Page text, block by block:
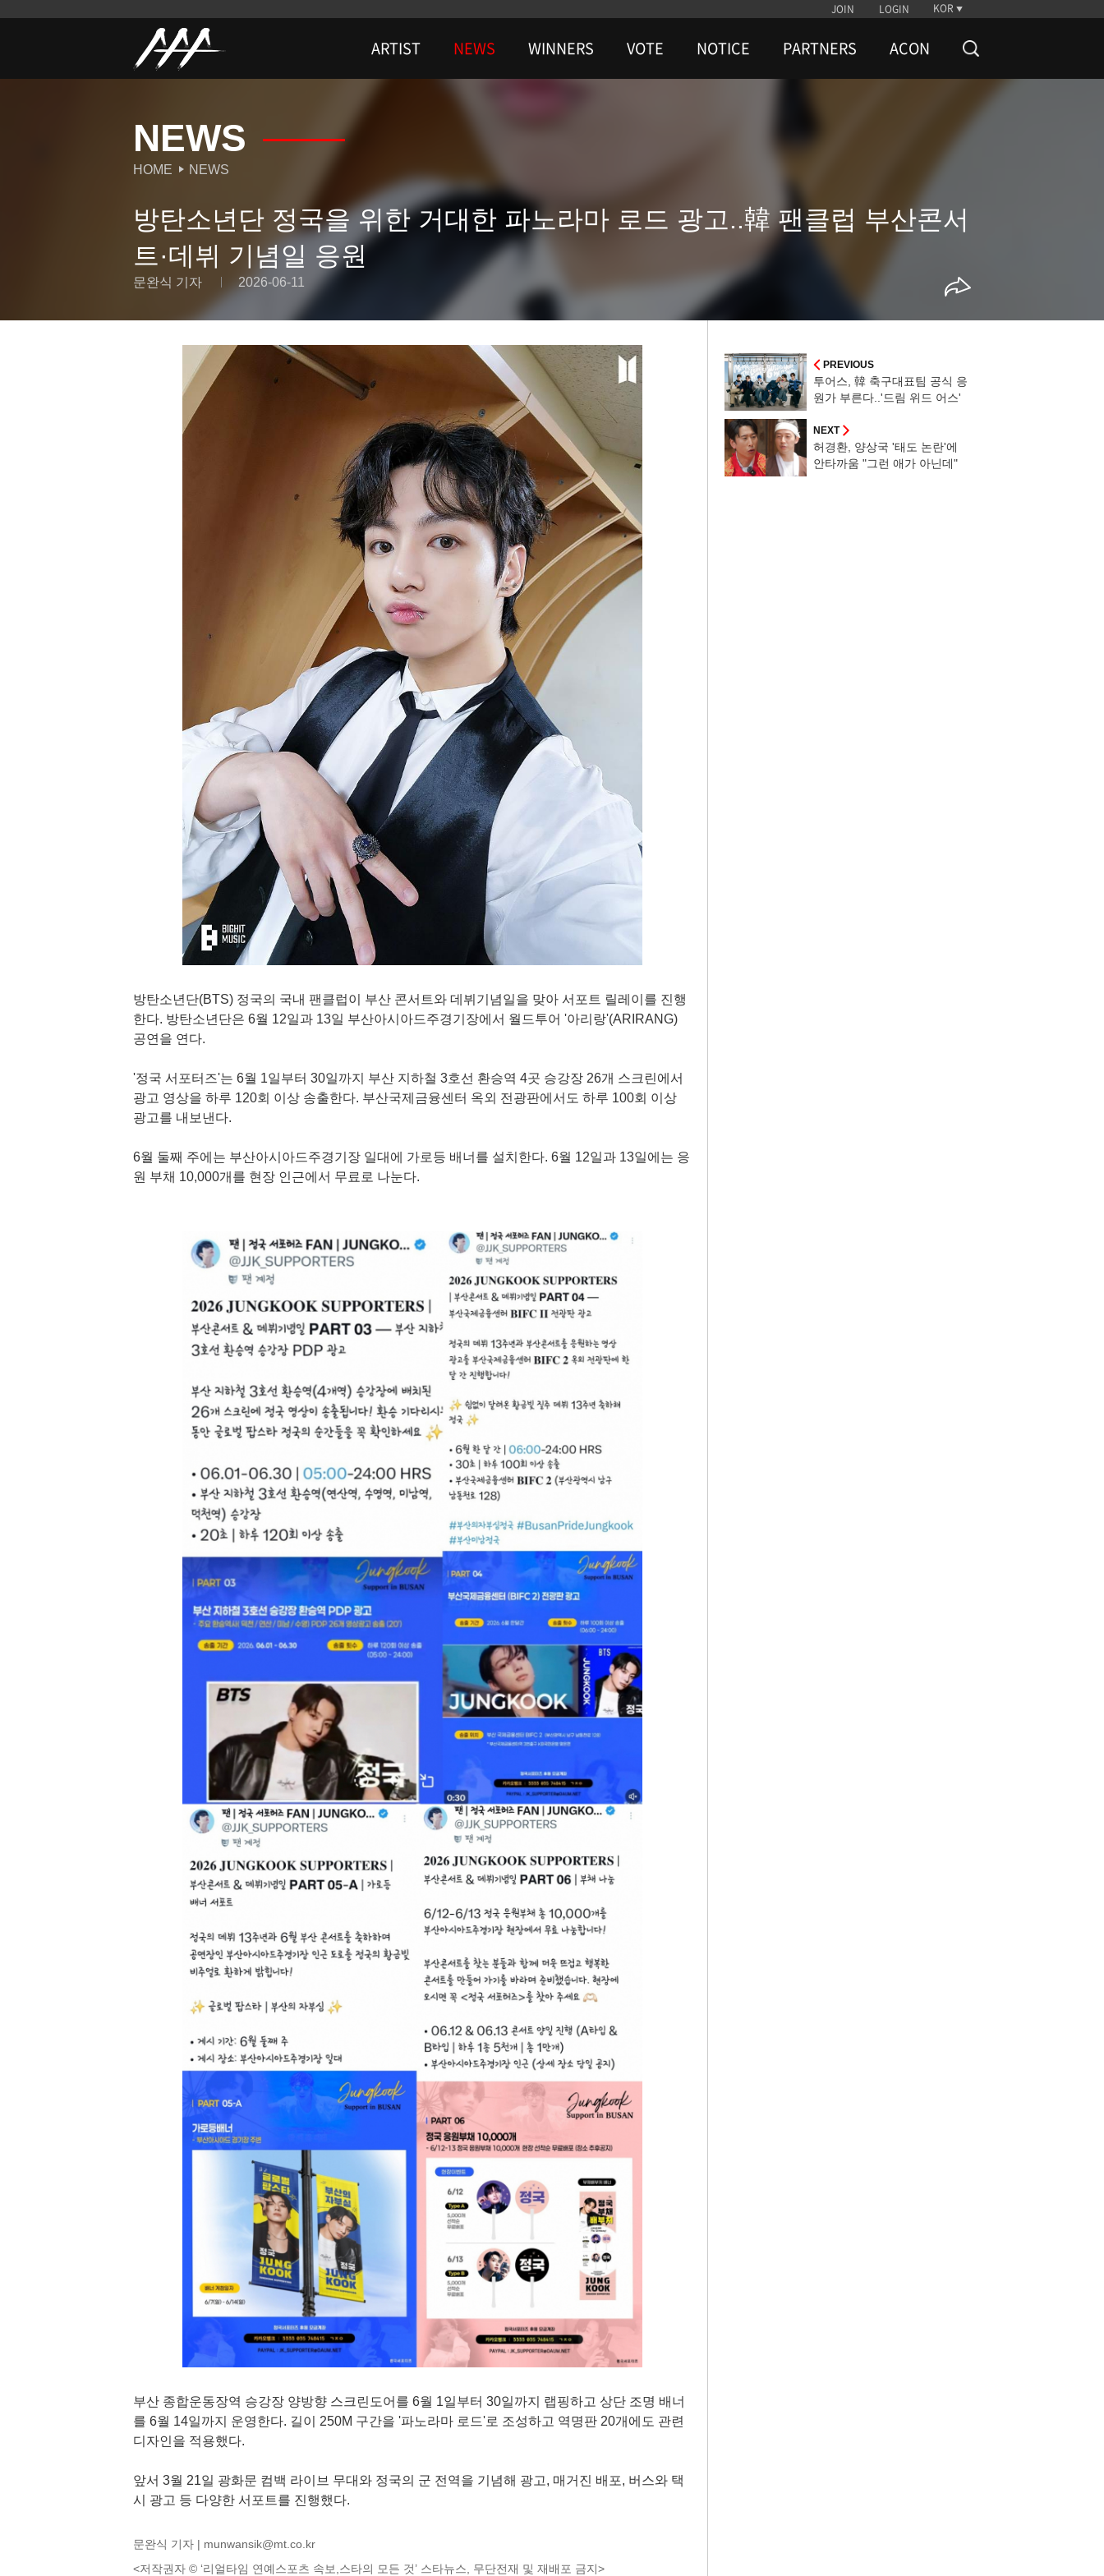
JOIN LOGIN KOR
ARTIST NEWS WINNERS VOTE NOTICE PARTNERS ACON
NEWS
HOME NEWS
방탄소년단 정국을 위한 거대한 파노라마 로드 광고..韓 팬클럽 부산콘서
트·데뷔 기념일 응원
문완식 기자 2026-06-11
방탄소년단(BTS) 정국의 국내 팬클럽이 부산 콘서트와 데뷔기념일을 맞아 서포트 릴레이를 진행
한다. 방탄소년단은 6월 12일과 13일 부산아시아드주경기장에서 월드투어 '아리랑'(ARIRANG)
공연을 연다.
'정국 서포터즈'는 6월 1일부터 30일까지 부산 지하철 3호선 환승역 4곳 승강장 26개 스크린에서
광고 영상을 하루 120회 이상 송출한다. 부산국제금융센터 옥외 전광판에서도 하루 100회 이상
광고를 내보낸다.
6월 둘째 주에는 부산아시아드주경기장 일대에 가로등 배너를 설치한다. 6월 12일과 13일에는 응
원 부채 10,000개를 현장 인근에서 무료로 나눈다.
부산 종합운동장역 승강장 양방향 스크린도어를 6월 1일부터 30일까지 랩핑하고 상단 조명 배너
를 6월 14일까지 운영한다. 길이 250M 구간을 '파노라마 로드'로 조성하고 역명판 20개에도 관련
디자인을 적용했다.
앞서 3월 21일 광화문 컴백 라이브 무대와 정국의 군 전역을 기념해 광고, 매거진 배포, 버스와 택
시 광고 등 다양한 서포트를 진행했다.
문완식 기자 | munwansik@mt.co.kr
<저작권자 © ‘리얼타임 연예스포츠 속보,스타의 모든 것’ 스타뉴스, 무단전재 및 재배포 금지>
PREVIOUS
투어스, 韓 축구대표팀 공식 응
원가 부른다..'드림 위드 어스'
NEXT
허경환, 양상국 '태도 논란'에
안타까움 "그런 애가 아닌데"